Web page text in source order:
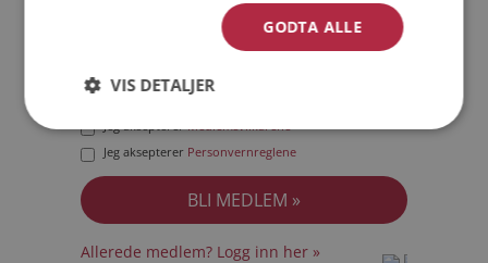
Jeg akseptererMedlemsvilkårene
Jeg aksepterer Personvernreglene
Allerede medlem? Logg inn her »
GODTA ALLE
VIS DETALJER